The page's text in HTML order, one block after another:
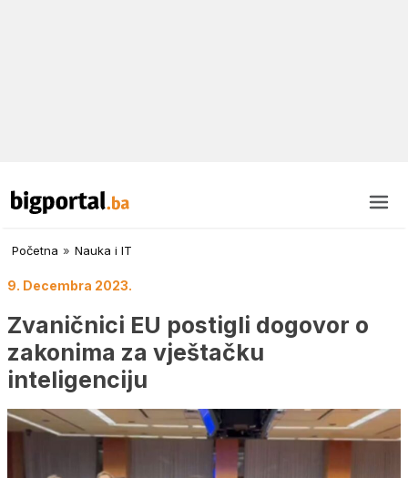
Početna » Nauka i IT
9. Decembra 2023.
Zvaničnici EU postigli dogovor o
zakonima za vještačku
inteligenciju